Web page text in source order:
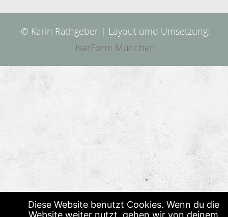
© Karin Rathgeber | Layout umd Umsetzung:
IsarForm München
Diese Website benutzt Cookies. Wenn du die
Website weiter nutzt, gehen wir von deinem